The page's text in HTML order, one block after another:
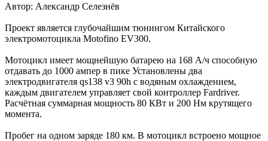
Автор: Александр Селезнёв
Проект является глубочайшим тюнингом Китайского
электромотоцикла Motofino EV300.
Мотоцикл имеет мощнейшую батарею на 168 А/ч способную
отдавать до 1000 ампер в пике Установлены два
электродвигателя qs138 v3 90h с водяным охлаждением,
каждым двигателем управляет свой контроллер Fardriver.
Расчётная суммарная мощность 80 КВт и 200 Нм крутящего
момента.
Пробег на одном заряде 180 км. В мотоцикл встроено мощное